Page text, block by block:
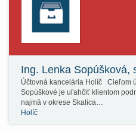
Ing. Lenka Sopúšková,
Účtovná kancelária Holíč Cieľom
Sopúškové je uľahčiť klientom
najmä v okrese Skalica…
Holíč